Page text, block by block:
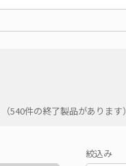
（540件の終了製品があります）
絞込み